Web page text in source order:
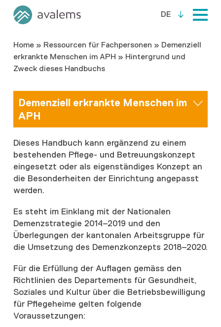
DE
Home» Ressourcen für Fachpersonen » Demenziell
erkrankte Menschen im APH » Hintergrund und
Zweck dieses Handbuchs
Demenziell erkrankte Menschen im
APH
Dieses Handbuch kann ergänzend zu einem
bestehenden Pflege- und Betreuungskonzept
eingesetzt oder als eigenständiges Konzept an
die Besonderheiten der Einrichtung angepasst
werden.
Es steht im Einklang mit der Nationalen
Demenzstrategie 2014–2019 und den
Überlegungen der kantonalen Arbeitsgruppe für
die Umsetzung des Demenzkonzepts 2018–2020.
Für die Erfüllung der Auflagen gemäss den
Richtlinien des Departements für Gesundheit,
Soziales und Kultur über die Betriebsbewilligung
für Pflegeheime gelten folgende
Voraussetzungen: